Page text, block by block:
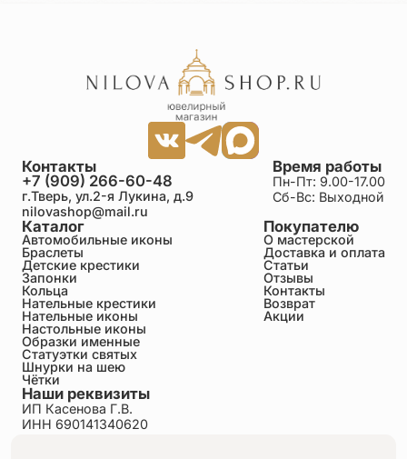
Каталог
Автомобильные иконы
Браслеты
Детские крестики
Запонки
Кольца
Нательные крестики
Нательные иконы
Настольные иконы
Образки именные
Статуэтки святых
Шнурки на шею
Чётки
Покупателю
О мастерской
Доставка и оплата
Статьи
Отзывы
Контакты
Возврат
Акции
Время работы
Пн-Пт: 9.00-17.00
Сб-Вс: Выходной
Контакты
+7 (909) 266-60-48
г.Тверь, ул.2-я Лукина, д.9
nilovashop@mail.ru
Наши реквизиты
ИП Касенова Г.В.
ИНН 690141340620